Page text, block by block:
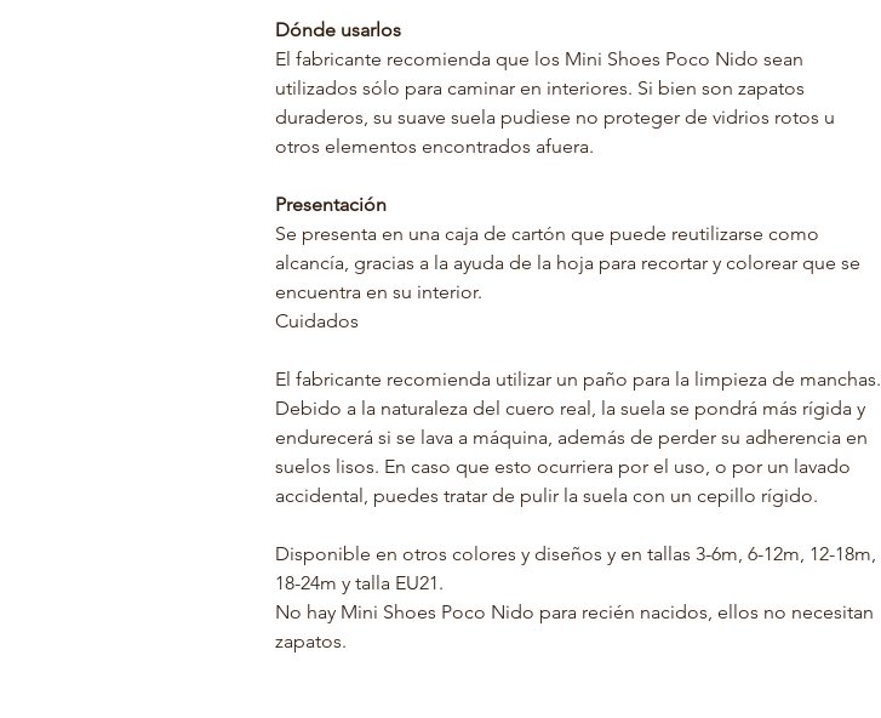
Dónde usarlos
El fabricante recomienda que los Mini Shoes Poco Nido sean
utilizados sólo para caminar en interiores. Si bien son zapatos
duraderos, su suave suela pudiese no proteger de vidrios rotos u
otros elementos encontrados afuera.
Presentación
Se presenta en una caja de cartón que puede reutilizarse como
alcancía, gracias a la ayuda de la hoja para recortar y colorear que se
encuentra en su interior.
Cuidados
El fabricante recomienda utilizar un paño para la limpieza de manchas.
Debido a la naturaleza del cuero real, la suela se pondrá más rígida y
endurecerá si se lava a máquina, además de perder su adherencia en
suelos lisos. En caso que esto ocurriera por el uso, o por un lavado
accidental, puedes tratar de pulir la suela con un cepillo rígido.
Disponible en otros colores y diseños y en tallas 3-6m, 6-12m, 12-18m,
18-24m y talla EU21.
No hay Mini Shoes Poco Nido para recién nacidos, ellos no necesitan
zapatos.